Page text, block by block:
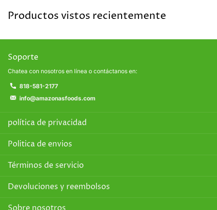
Productos vistos recientemente
Soporte
Chatea con nosotros en línea o contáctanos en:
818-581-2177
info@amazonasfoods.com
política de privacidad
Politica de envios
Términos de servicio
Devoluciones y reembolsos